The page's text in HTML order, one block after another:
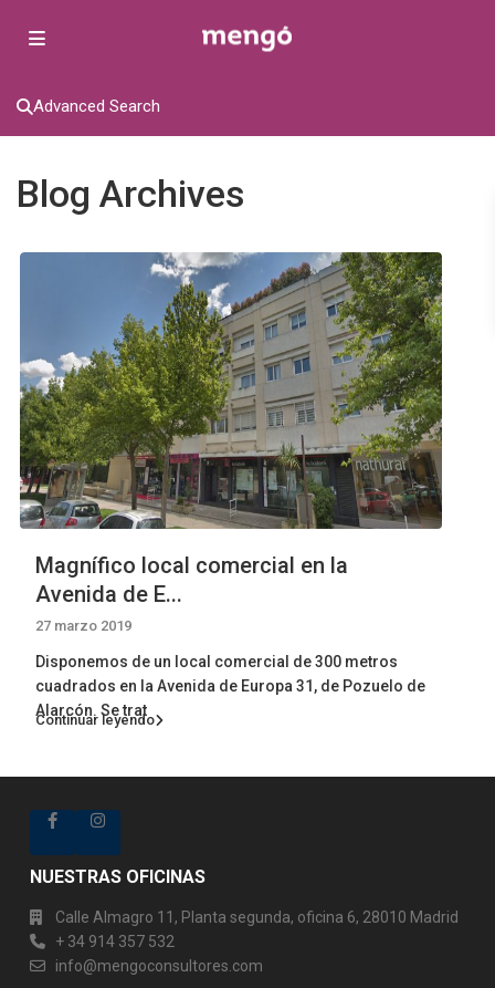
Advanced Search
Blog Archives
Magnífico local comercial en la
Avenida de E...
27 marzo 2019
Disponemos de un local comercial de 300 metros
cuadrados en la Avenida de Europa 31, de Pozuelo de
Alarcón. Se trat
Continuar leyendo
NUESTRAS OFICINAS
Calle Almagro 11, Planta segunda, oficina 6, 28010 Madrid
+ 34 914 357 532
info@mengoconsultores.com